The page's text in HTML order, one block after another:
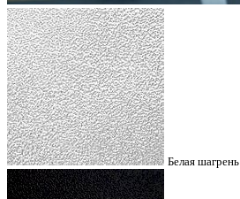
Белая шагрень